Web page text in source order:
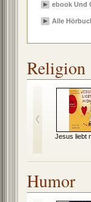
ebook Und
Alle
Religion
Jesus liebt
Humor